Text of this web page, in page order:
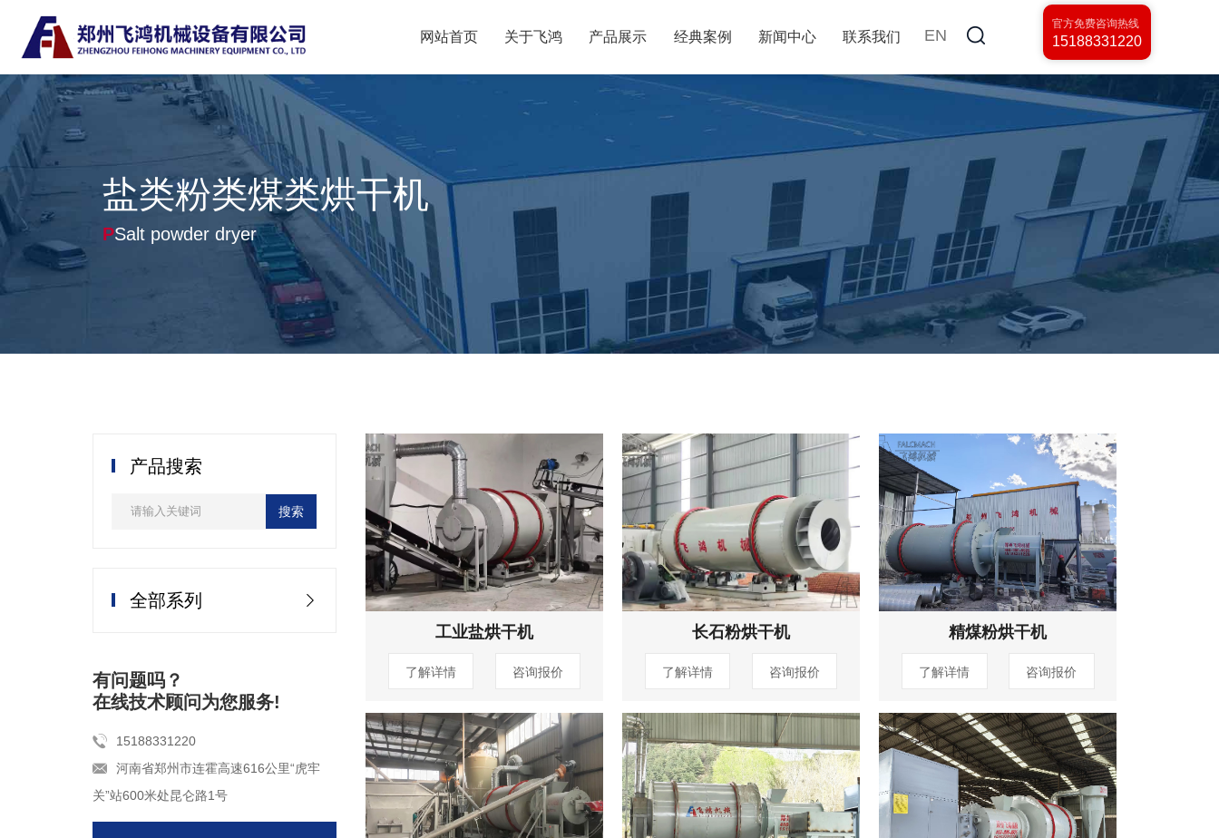
网站首页 关于飞鸿 产品展示 经典案例 新闻中心 联系我们 EN
官方免费咨询热线
15188331220
盐类粉类煤类烘干机
PSalt powder dryer
产品搜索
全部系列
有问题吗？
在线技术顾问为您服务!
15188331220
河南省郑州市连霍高速616公里“虎牢
关”站600米处昆仑路1号
工业盐烘干机
了解详情 咨询报价
长石粉烘干机
了解详情 咨询报价
精煤粉烘干机
了解详情 咨询报价